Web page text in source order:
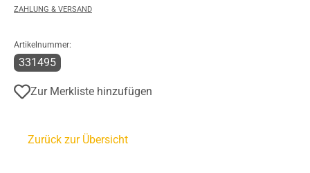
ZAHLUNG & VERSAND
Artikelnummer:
331495
Zur Merkliste hinzufügen
Zurück zur Übersicht